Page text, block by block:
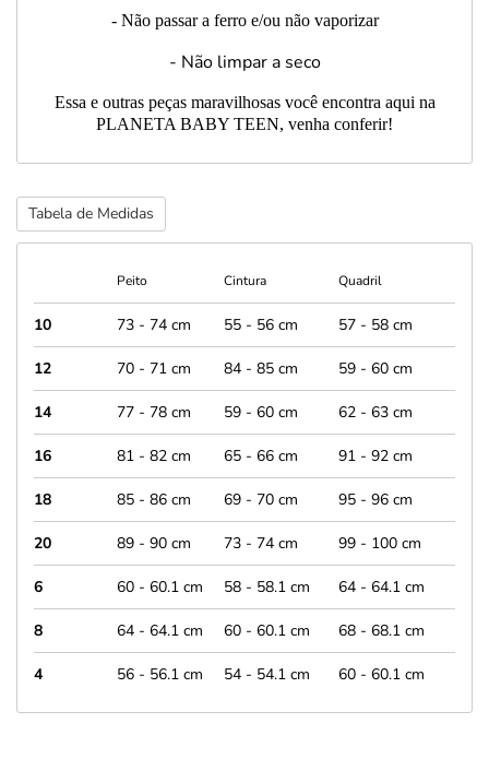
- Não passar a ferro e/ou não vaporizar
- Não limpar a seco
Essa e outras peças maravilhosas você encontra aqui na
PLANETA BABY TEEN, venha conferir!
Tabela de Medidas
Peito Cintura Quadril
10 73 - 74 cm 55 - 56 cm 57 - 58 cm
12 70 - 71 cm 84 - 85 cm 59 - 60 cm
14 77 - 78 cm 59 - 60 cm 62 - 63 cm
16 81 - 82 cm 65 - 66 cm 91 - 92 cm
18 85 - 86 cm 69 - 70 cm 95 - 96 cm
20 89 - 90 cm 73 - 74 cm 99 - 100 cm
6 60 - 60.1 cm 58 - 58.1 cm 64 - 64.1 cm
8 64 - 64.1 cm 60 - 60.1 cm 68 - 68.1 cm
4 56 - 56.1 cm 54 - 54.1 cm 60 - 60.1 cm